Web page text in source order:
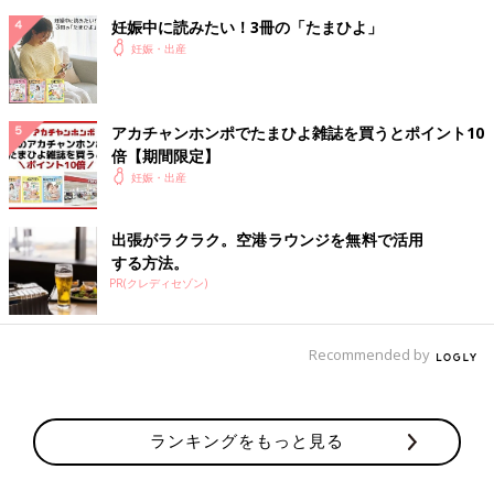
16:00
ベッドの頭側をほぼ90度まで起こしてソファのようにもたれて過
ごす。
横になってるより座ってる方が陣痛に耐えれる気がする。
※内診時以外子宮口9センチ辺りまでほぼ座って陣痛に耐えてまし
た。
17:22
陣痛4分間隔。若くて美人で可愛い助産師さんが夜勤の人と交代
とのこと。悲しい。
夜勤の人は怖い人か？と聞いて、ベテランさんで優しいよって言
われたからその言葉を信じる。
ゴッドハンド…
私はのたうちまわった
妊娠中に読みたい！3冊の「たまひよ」
妊娠・出産
アカチャンホンポでたまひよ雑誌を買うとポイント10
倍【期間限定】
妊娠・出産
出張がラクラク。空港ラウンジを無料で活用
する方法。
PR(クレディセゾン)
Recommended by
ランキングをもっと見る